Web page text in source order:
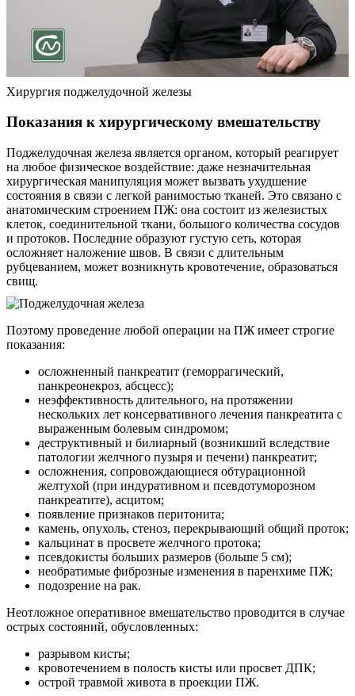
Хирургия поджелудочной железы
Показания к хирургическому вмешательству
Поджелудочная железа является органом, который реагирует
на любое физическое воздействие: даже незначительная
хирургическая манипуляция может вызвать ухудшение
состояния в связи с легкой ранимостью тканей. Это связано с
анатомическим строением ПЖ: она состоит из железистых
клеток, соединительной ткани, большого количества сосудов
и протоков. Последние образуют густую сеть, которая
осложняет наложение швов. В связи с длительным
рубцеванием, может возникнуть кровотечение, образоваться
свищ.
Поэтому проведение любой операции на ПЖ имеет строгие
показания:
осложненный панкреатит (геморрагический,
панкреонекроз, абсцесс);
неэффективность длительного, на протяжении
нескольких лет консервативного лечения панкреатита с
выраженным болевым синдромом;
деструктивный и билиарный (возникший вследствие
патологии желчного пузыря и печени) панкреатит;
осложнения, сопровождающиеся обтурационной
желтухой (при индуративном и псевдотуморозном
панкреатите), асцитом;
появление признаков перитонита;
камень, опухоль, стеноз, перекрывающий общий проток;
кальцинат в просвете желчного протока;
псевдокисты больших размеров (больше 5 см);
необратимые фиброзные изменения в паренхиме ПЖ;
подозрение на рак.
Неотложное оперативное вмешательство проводится в случае
острых состояний, обусловленных:
разрывом кисты;
кровотечением в полость кисты или просвет ДПК;
острой травмой живота в проекции ПЖ.